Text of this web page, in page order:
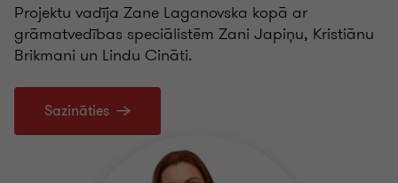
Projektu vadīja Zane Laganovska kopā ar
grāmatvedības speciālistēm Zani Japiņu, Kristiānu
Brikmani un Lindu Cināti.
Sazināties